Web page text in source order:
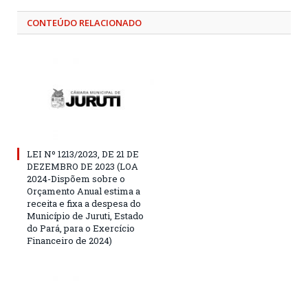
CONTEÚDO RELACIONADO
LEI Nº 1213/2023, DE 21 DE
DEZEMBRO DE 2023 (LOA
2024-Dispõem sobre o
Orçamento Anual estima a
receita e fixa a despesa do
Município de Juruti, Estado
do Pará, para o Exercício
Financeiro de 2024)